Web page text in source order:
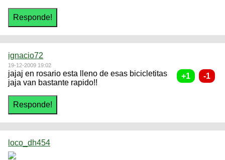
ignacio72
19-12-2009 19:02
jajaj en rosario esta lleno de esas bicicletitas
jaja van bastante rapido!!
loco_dh454